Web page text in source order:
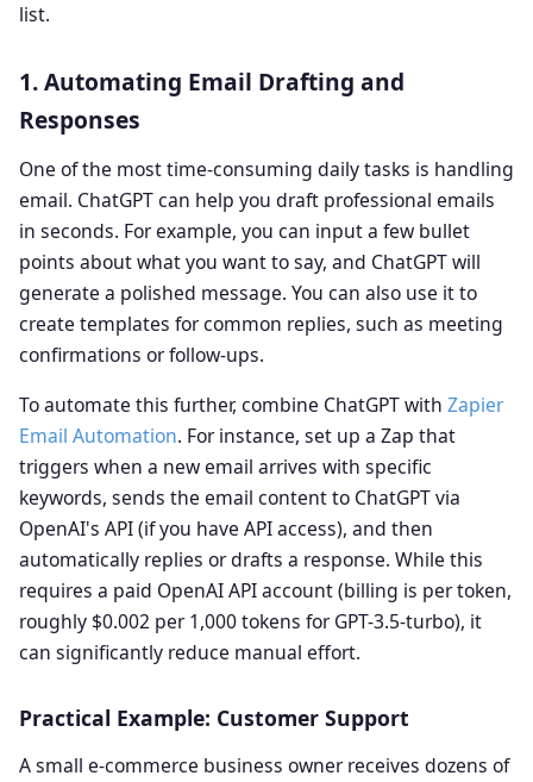
list.
1. Automating Email Drafting and
Responses
One of the most time-consuming daily tasks is handling
email. ChatGPT can help you draft professional emails
in seconds. For example, you can input a few bullet
points about what you want to say, and ChatGPT will
generate a polished message. You can also use it to
create templates for common replies, such as meeting
confirmations or follow-ups.
To automate this further, combine ChatGPT with Zapier
Email Automation. For instance, set up a Zap that
triggers when a new email arrives with specific
keywords, sends the email content to ChatGPT via
OpenAI's API (if you have API access), and then
automatically replies or drafts a response. While this
requires a paid OpenAI API account (billing is per token,
roughly $0.002 per 1,000 tokens for GPT-3.5-turbo), it
can significantly reduce manual effort.
Practical Example: Customer Support
A small e-commerce business owner receives dozens of